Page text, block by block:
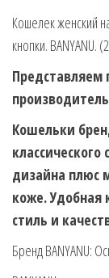
Кошелек женский
кнопки. BANYANU.
Представляем
Кошельки
дизайна плюс
коже. Удобная
стиль и
Бренд BANYANU: